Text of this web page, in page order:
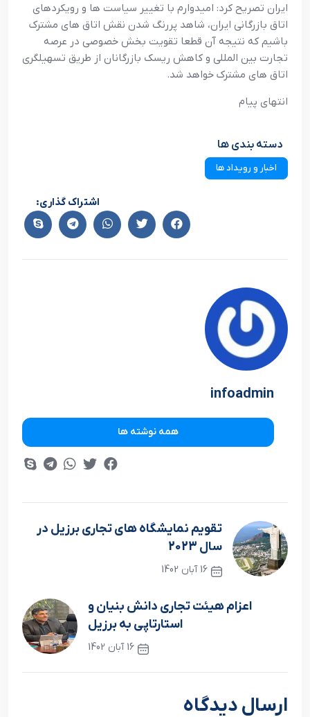
ايران تصريح کرد: اميدوارم با تغيير سياست ها و رويکردهاي
اتاق بازرگاني ايران، شاهد پررنگ شدن نقش اتاق هاي مشترک
باشيم که نتيجه آن قطعا تقويت بخش خصوصي در عرصه
تجارت بين المللي و کاهش ريسک بازرگانان از طريق تسهيلگري
اتاق هاي مشترک خواهد شد.
انتهاي پيام
دسته بندی ها
اخبار و رویداد ها
اشتراک گذاری:
infoadmin
همه نوشته ها
تقويم نمايشگاه هاي تجاري برزيل در
سال 2023
16 آبان 1402
اعزام هيئت تجاري دانش بنيان و
استارتاپي به برزيل
16 آبان 1402
نوشته بعدی
ارسال دیدگاه